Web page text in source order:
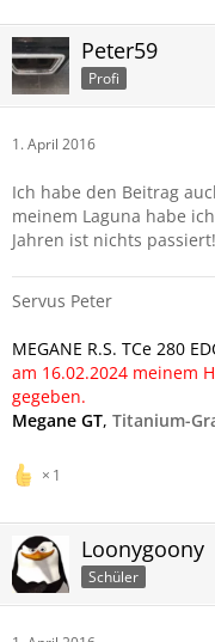
Peter59
Profi
1. April 2016
Ich habe den Beitrag
meinem Laguna habe
Jahren ist nichts passiert!
Servus Peter
MEGANE R.S. TCe 280
am 16.02.2024 meinem
gegeben.
Megane GT, Titanium-
1
Loonygoony
Schüler